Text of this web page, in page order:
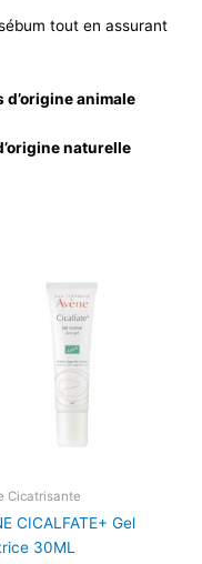
tout en assurant
animale
naturelle
Cicatrisante
CICALFATE+ Gel
30ML